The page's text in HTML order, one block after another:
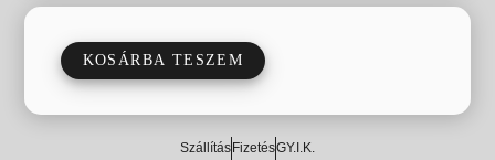
KOSÁRBA TESZEM
Szállítás FizetésGY.I.K.